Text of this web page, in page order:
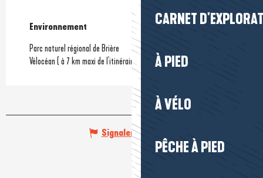
CARNET
À PIED
À VÉLO
PÊCHE À PIED
Environnement
Environnement
Parc naturel régional de Brière
Vélocéan ( à 7 km maxi de l'itinéraire)
Signaler une erreur